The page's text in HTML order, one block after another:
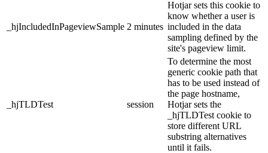
_hjIncludedInPageviewSample 2 minutes
Hotjar sets this cookie to
know whether a user is
included in the data
sampling defined by the
site's pageview limit.
_hjTLDTest session
To determine the most
generic cookie path that
has to be used instead of
the page hostname,
Hotjar sets the
_hjTLDTest cookie to
store different URL
substring alternatives
until it fails.